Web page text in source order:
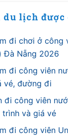
lịch được
đi chơi ở công
Đà Nẵng 2026
đi công viên
vé, đường đi
đi công viên
trình và giá vé
đi công viên